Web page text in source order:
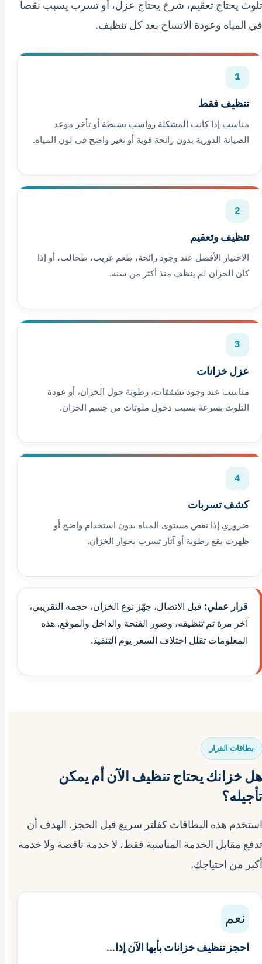
تلوث يحتاج تعقيم، شرخ يحتاج عزل، أو تسرب يسبب نقصاً
في المياه وعودة الاتساخ بعد كل تنظيف.
1
تنظيف فقط
مناسب إذا كانت المشكلة رواسب بسيطة أو تأخر موعد
الصيانة الدورية بدون رائحة قوية أو تغير واضح في لون المياه.
2
تنظيف وتعقيم
الاختيار الأفضل عند وجود رائحة، طعم غريب، طحالب، أو إذا
كان الخزان لم ينظف منذ أكثر من سنة.
3
عزل خزانات
مناسب عند وجود تشققات، رطوبة حول الخزان، أو عودة
التلوث بسرعة بسبب دخول ملوثات من جسم الخزان.
4
كشف تسربات
ضروري إذا نقص مستوى المياه بدون استخدام واضح أو
ظهرت بقع رطوبة أو آثار تسرب بجوار الخزان.
قرار عملي: قبل الاتصال، جهّز نوع الخزان، حجمه التقريبي،
آخر مرة تم تنظيفه، وصور الفتحة والداخل والموقع. هذه
المعلومات تقلل اختلاف السعر يوم التنفيذ.
بطاقات القرار
هل خزانك يحتاج تنظيف الآن أم يمكن
تأجيله؟
استخدم هذه البطاقات كفلتر سريع قبل الحجز. الهدف أن
تدفع مقابل الخدمة المناسبة فقط، لا خدمة ناقصة ولا خدمة
أكبر من احتياجك.
نعم
احجز تنظيف خزانات بأبها الآن إذا...